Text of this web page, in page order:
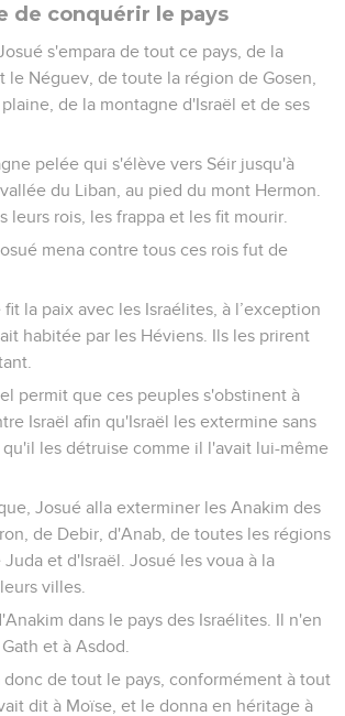
de conquérir le pays
s'empara de tout ce pays, de la
le Néguev, de toute la région de Gosen,
de la montagne d'Israël et de ses
pelée qui s'élève vers Séir jusqu'à
du Liban, au pied du mont Hermon.
leurs rois, les frappa et les fit mourir.
mena contre tous ces rois fut de
la paix avec les Israélites, à l’exception
habitée par les Héviens. Ils les prirent
permit que ces peuples s'obstinent à
Israël afin qu'Israël les extermine sans
les détruise comme il l'avait lui-même
Josué alla exterminer les Anakim des
de Debir, d'Anab, de toutes les régions
et d'Israël. Josué les voua à la
villes.
dans le pays des Israélites. Il n'en
et à Asdod.
donc de tout le pays, conformément à tout
dit à Moïse, et le donna en héritage à